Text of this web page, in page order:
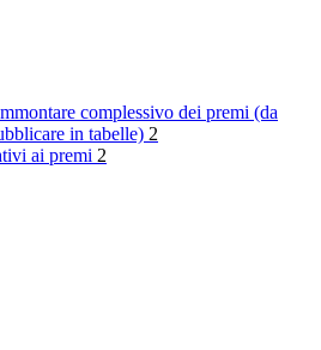
complessivo dei premi (da
in tabelle) 2
ai premi 2